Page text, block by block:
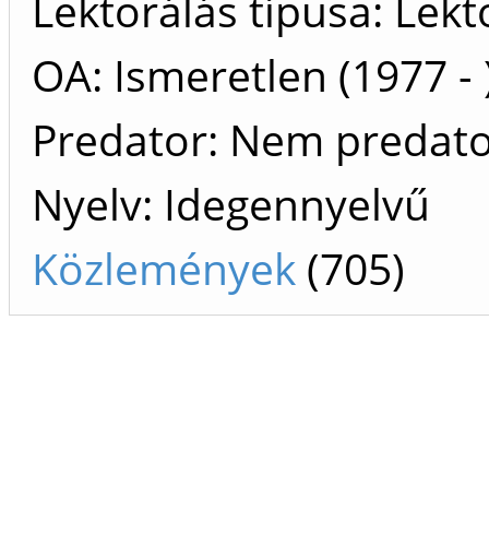
OA: Ismeretlen (1977 -
Predator: Nem
Nyelv: Idegennyelvű
Közlemények (705)